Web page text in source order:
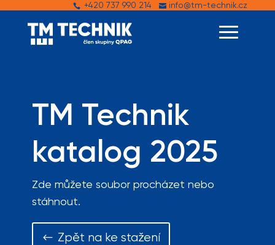
+420 737 990 214 info@tm-technik.cz
TM Technik
katalog 2025
Zde můžete soubor procházet nebo
stáhnout.
Zpět na ke stažení